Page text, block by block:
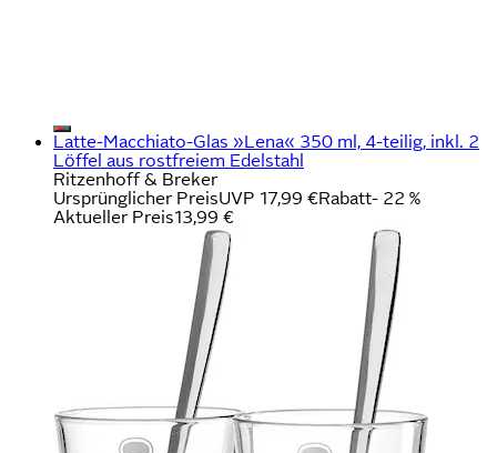
Latte-Macchiato-Glas »Lena« 350 ml, 4-teilig, inkl. 2
Löffel aus rostfreiem Edelstahl
Ritzenhoff & Breker
Ursprünglicher PreisUVP 17,99 €Rabatt- 22 %
Aktueller Preis13,99 €